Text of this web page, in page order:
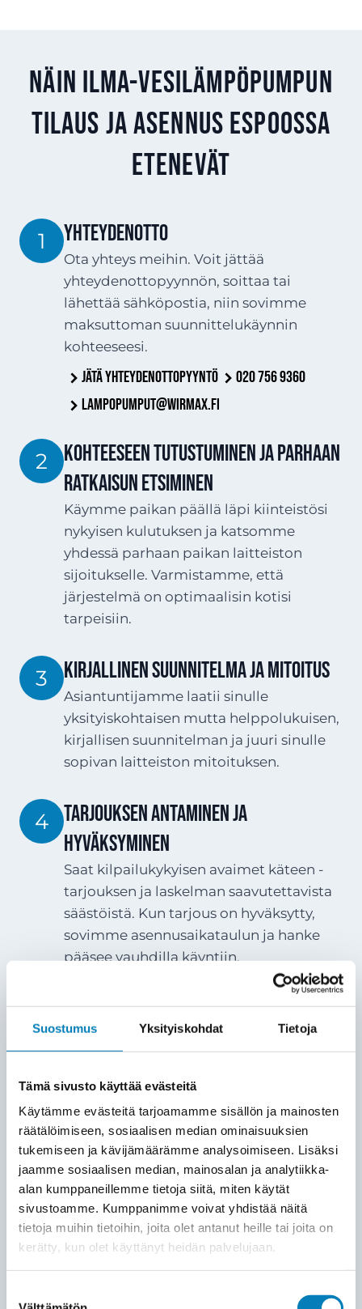
Suostumus Yksityiskohdat Tietoja
Tämä sivusto käyttää evästeitä
Käytämme evästeitä tarjoamamme sisällön ja mainosten
räätälöimiseen, sosiaalisen median ominaisuuksien
tukemiseen ja kävijämäärämme analysoimiseen. Lisäksi
jaamme sosiaalisen median, mainosalan ja analytiikka-
alan kumppaneillemme tietoja siitä, miten käytät
sivustoamme. Kumppanimme voivat yhdistää näitä
tietoja muihin tietoihin, joita olet antanut heille tai joita on
kerätty, kun olet käyttänyt heidän palvelujaan.
Näin ilma-vesilämpöpumpun
tilaus ja asennus Espoossa
etenevät
1 YHTEYDENOTTO
Ota yhteys meihin. Voit jättää
yhteydenottopyynnön, soittaa tai
lähettää sähköpostia, niin sovimme
maksuttoman suunnittelukäynnin
kohteeseesi.
Jätä yhteydenottopyyntö
020 756 9360
lampopumput@wirmax.fi
2
Kohteeseen tutustuminen ja parhaan
ratkaisun etsiminen
Käymme paikan päällä läpi kiinteistösi
nykyisen kulutuksen ja katsomme
yhdessä parhaan paikan laitteiston
sijoitukselle. Varmistamme, että
järjestelmä on optimaalisin kotisi
tarpeisiin.
3 Kirjallinen suunnitelma ja mitoitus
Asiantuntijamme laatii sinulle
yksityiskohtaisen mutta helppolukuisen,
kirjallisen suunnitelman ja juuri sinulle
sopivan laitteiston mitoituksen.
4 Tarjouksen antaminen ja
hyväksyminen
Saat kilpailukykyisen avaimet käteen -
tarjouksen ja laskelman saavutettavista
säästöistä. Kun tarjous on hyväksytty,
sovimme asennusaikataulun ja hanke
pääsee vauhdilla käyntiin.
5 Laitteiston asennus
Asennamme ulkoyksikön ja sisäyksikön
(tai ohjausyksikön) sovitun
suunnitelman mukaisesti. Käytämme
varmistamme, että kaikki läpiviennit ja
kytkennät tehdään siististi ja
huolellisesti.
6 KÄYTTÖÖNOTTO ja opastus
Lämpöpumppu kytketään rakennuksen